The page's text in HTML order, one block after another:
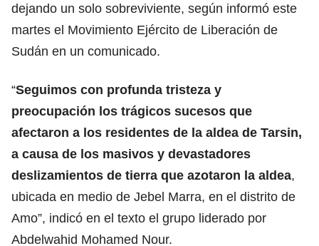
dejando un solo sobreviviente, según informó este
martes el Movimiento Ejército de Liberación de
Sudán en un comunicado.
“Seguimos con profunda tristeza y
preocupación los trágicos sucesos que
afectaron a los residentes de la aldea de Tarsin,
a causa de los masivos y devastadores
deslizamientos de tierra que azotaron la aldea,
ubicada en medio de Jebel Marra, en el distrito de
Amo”, indicó en el texto el grupo liderado por
Abdelwahid Mohamed Nour.